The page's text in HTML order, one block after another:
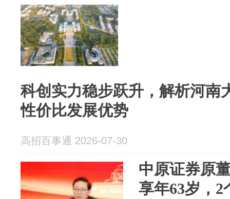
科创实力稳步跃升，解析河南
性价比发展优势
高招百事通 2026-07-30
中原证券原
享年63岁，2